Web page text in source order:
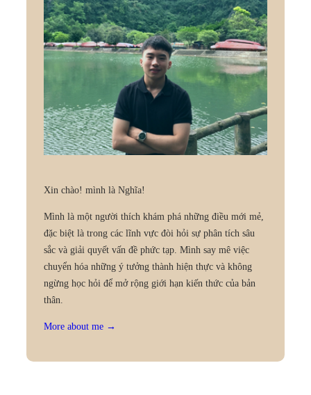
Xin chào! mình là Nghĩa!
Mình là một người thích khám phá những điều mới mẻ,
đặc biệt là trong các lĩnh vực đòi hỏi sự phân tích sâu
sắc và giải quyết vấn đề phức tạp. Mình say mê việc
chuyển hóa những ý tưởng thành hiện thực và không
ngừng học hỏi để mở rộng giới hạn kiến thức của bản
thân.
More about me →